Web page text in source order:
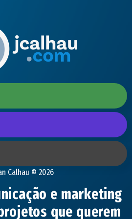
Calhau © 2026
e marketing
que querem